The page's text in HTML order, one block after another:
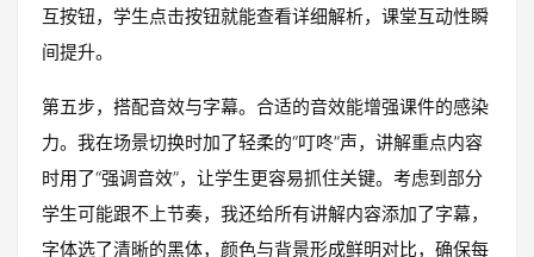
互按钮，学生点击按钮就能查看详细解析，课堂互动性瞬
间提升。
第五步，搭配音效与字幕。合适的音效能增强课件的感染
力。我在场景切换时加了轻柔的“叮咚”声，讲解重点内容
时用了“强调音效”，让学生更容易抓住关键。考虑到部分
学生可能跟不上节奏，我还给所有讲解内容添加了字幕，
字体选了清晰的黑体，颜色与背景形成鲜明对比，确保每